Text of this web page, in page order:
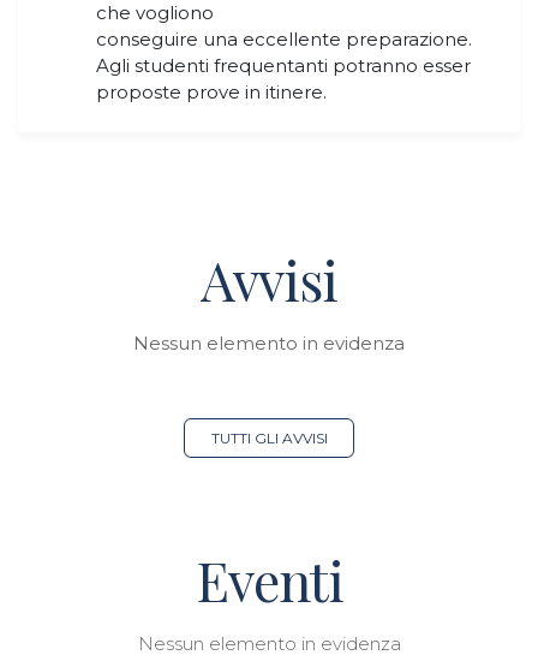
che vogliono
conseguire una eccellente preparazione.
Agli studenti frequentanti potranno esser
proposte prove in itinere.
Avvisi
Nessun elemento in evidenza
TUTTI GLI AVVISI
Eventi
Nessun elemento in evidenza